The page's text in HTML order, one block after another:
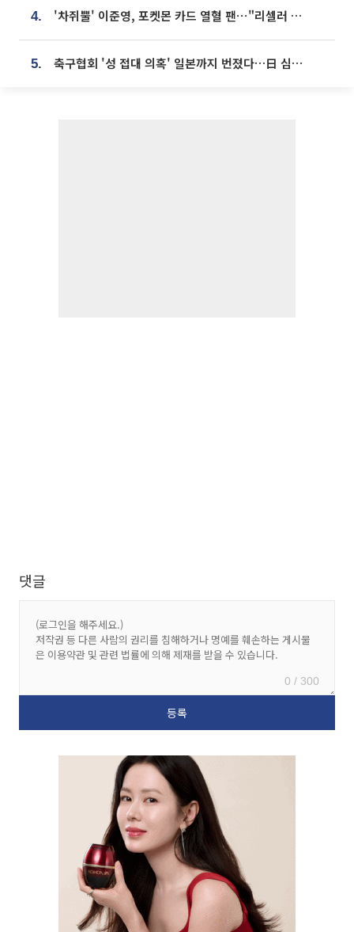
4. '차쥐뿔' 이준영, 포켓몬 카드 열혈 팬⋯"리셀러 처단할 것"
5. 축구협회 '성 접대 의혹' 일본까지 번졌다…日 심판 실명 공개
댓글
0 / 300